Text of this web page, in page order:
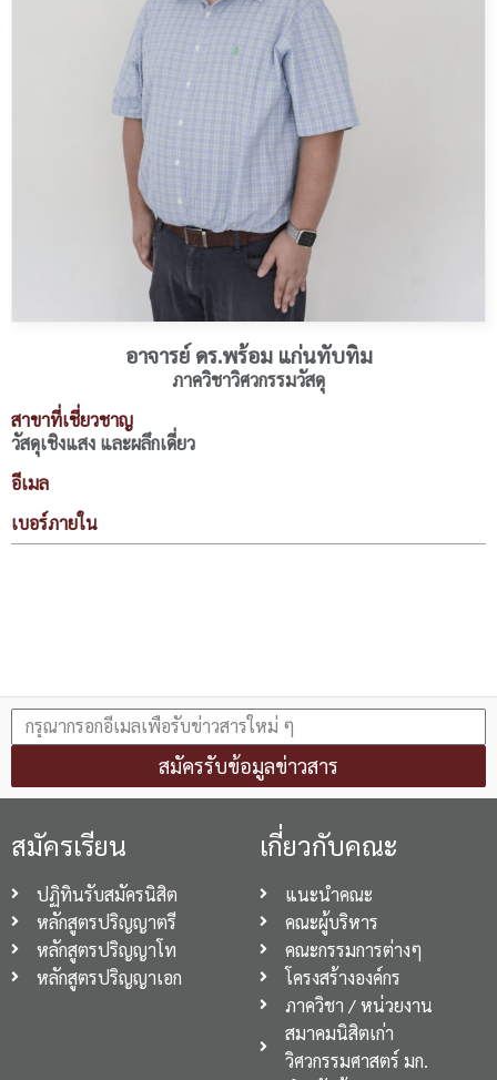
อาจารย์ ดร.พร้อม แก่นทับทิม
ภาควิชาวิศวกรรมวัสดุ
สาขาที่เชี่ยวชาญ
วัสดุเชิงแสง และผลึกเดี่ยว
อีเมล
เบอร์ภายใน
สมัครรับข้อมูลข่าวสาร
สมัครเรียน
ปฏิทินรับสมัครนิสิต
หลักสูตรปริญญาตรี
หลักสูตรปริญญาโท
หลักสูตรปริญญาเอก
เกี่ยวกับคณะ
แนะนำคณะ
คณะผู้บริหาร
คณะกรรมการต่างๆ
โครงสร้างองค์กร
ภาควิชา / หน่วยงาน
สมาคมนิสิตเก่า
วิศวกรรมศาสตร์ มก.